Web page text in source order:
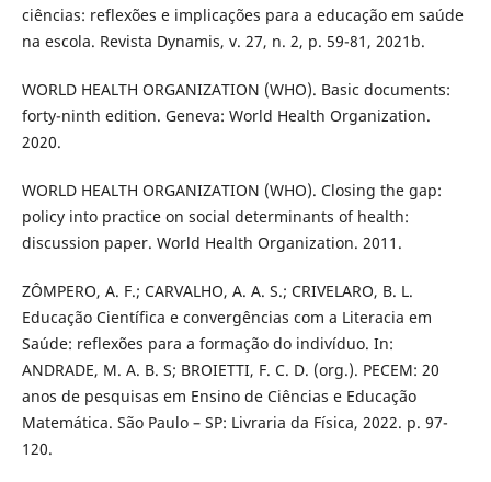
ciências: reflexões e implicações para a educação em saúde
na escola. Revista Dynamis, v. 27, n. 2, p. 59-81, 2021b.
WORLD HEALTH ORGANIZATION (WHO). Basic documents:
forty-ninth edition. Geneva: World Health Organization.
2020.
WORLD HEALTH ORGANIZATION (WHO). Closing the gap:
policy into practice on social determinants of health:
discussion paper. World Health Organization. 2011.
ZÔMPERO, A. F.; CARVALHO, A. A. S.; CRIVELARO, B. L.
Educação Científica e convergências com a Literacia em
Saúde: reflexões para a formação do indivíduo. In:
ANDRADE, M. A. B. S; BROIETTI, F. C. D. (org.). PECEM: 20
anos de pesquisas em Ensino de Ciências e Educação
Matemática. São Paulo – SP: Livraria da Física, 2022. p. 97-
120.